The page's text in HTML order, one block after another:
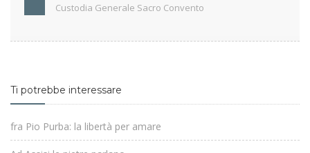
Custodia Generale Sacro Convento
Ti potrebbe interessare
fra Pio Purba: la libertà per amare